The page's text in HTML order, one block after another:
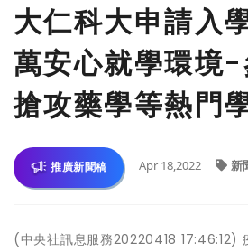
大仁科大申請入
萬安心就學環境
搶攻藥學等熱門
推廣新聞稿 Apr 18,2022 新
(中央社訊息服務20220418 17:46:12)